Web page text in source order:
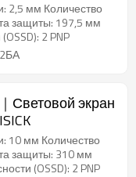
2,5 мм Количество
защиты: 197,5 мм
2 PNP
Световой экран
10 мм Количество
защиты: 310 мм
(OSSD): 2 PNP